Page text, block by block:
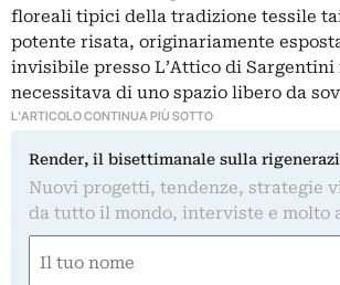
floreali tipici della tradizione tessile
potente risata, originariamente
invisibile presso L’Attico di Sargentini
necessitava di uno spazio libero da
L'ARTICOLO CONTINUA PIÙ SOTTO
Render, il bisettimanale sulla
Nuovi progetti, tendenze, strategie
da tutto il mondo, interviste e molto
(Required)